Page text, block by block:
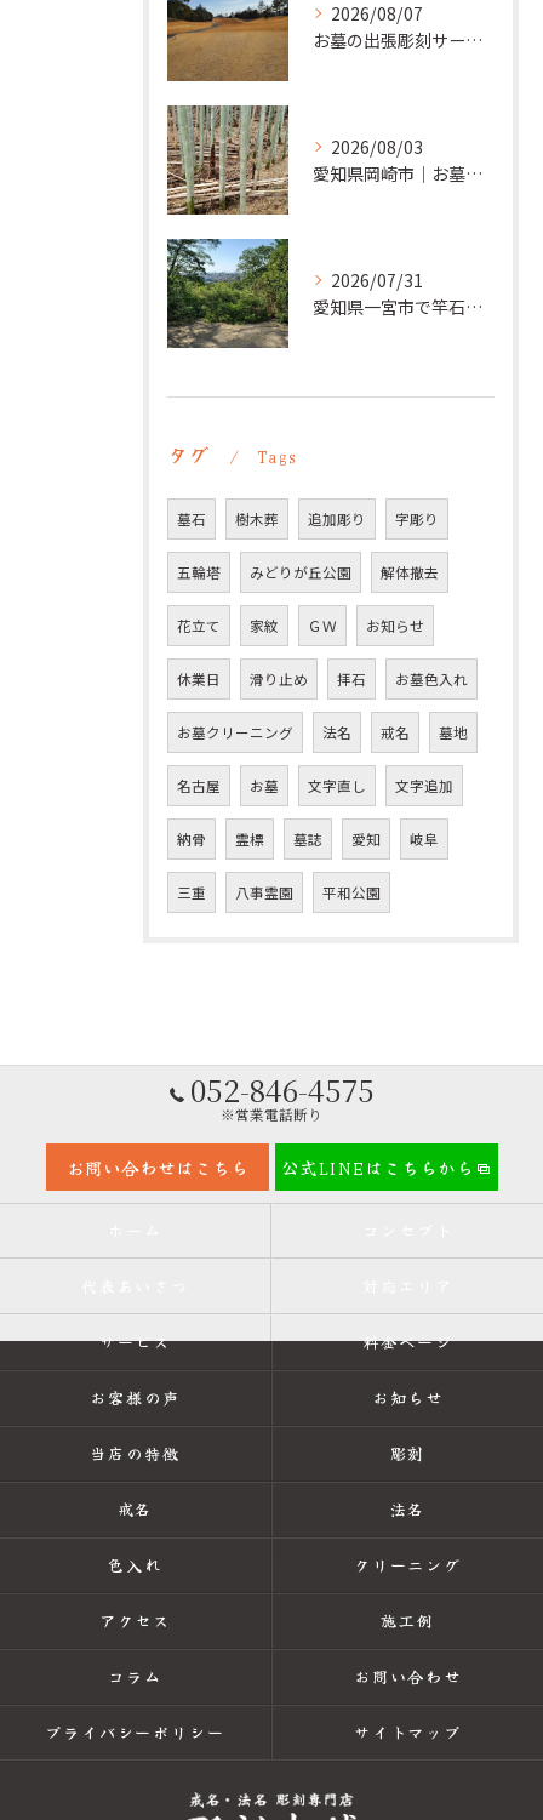
2026/08/07
お墓の出張彫刻サービス【彫刻本舗】愛知県清須市
2026/08/03
愛知県岡崎市｜お墓の追加彫り施工例 ｜彫刻本舗
2026/07/31
愛知県一宮市で竿石への追加彫刻｜彫刻本舗
タグ Tags
墓石 樹木葬 追加彫り 字彫り
五輪塔 みどりが丘公園 解体撤去
花立て 家紋 ＧＷ お知らせ
休業日 滑り止め 拝石 お墓色入れ
お墓クリーニング 法名 戒名 墓地
名古屋 お墓 文字直し 文字追加
納骨 霊標 墓誌 愛知 岐阜
三重 八事霊園 平和公園
052-846-4575
※営業電話断り
お問い合わせはこちら 公式LINEはこちらから
サービス 料金ページ
お客様の声 お知らせ
当店の特徴 彫刻
戒名 法名
色入れ クリーニング
アクセス 施工例
コラム お問い合わせ
プライバシーポリシー サイトマップ